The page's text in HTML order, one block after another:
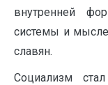
внутренней
системы и
славян.
Социализм